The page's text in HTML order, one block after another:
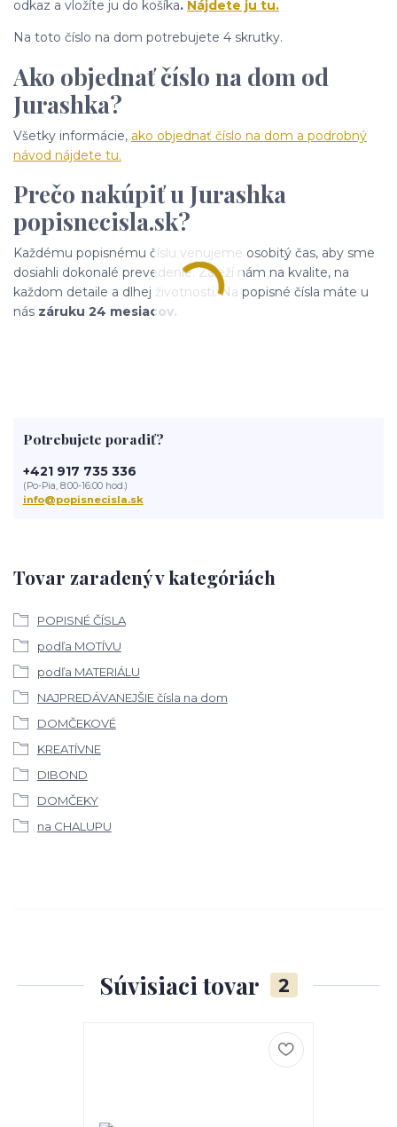
odkaz a vložíte ju do košíka. Nájdete ju tu.
Na toto číslo na dom potrebujete 4 skrutky.
Ako objednať číslo na dom od
Jurashka?
Všetky informácie, ako objednať číslo na dom a podrobný
návod nájdete tu.
Prečo nakúpiť u Jurashka
popisnecisla.sk?
Každému popisnému číslu venujeme osobitý čas, aby sme
dosiahli dokonalé prevedenie. Záleží nám na kvalite, na
každom detaile a dlhej životnosti. Na popisné čísla máte u
nás záruku 24 mesiacov.
Tovar zaradený v kategóriách
POPISNÉ ČÍSLA
podľa MOTÍVU
podľa MATERIÁLU
NAJPREDÁVANEJŠIE čísla na dom
DOMČEKOVÉ
KREATÍVNE
DIBOND
DOMČEKY
na CHALUPU
Potrebujete poradiť?
+421 917 735 336
(Po-Pia, 8:00-16:00 hod.)
info@popisnecisla.sk
Súvisiaci tovar 2